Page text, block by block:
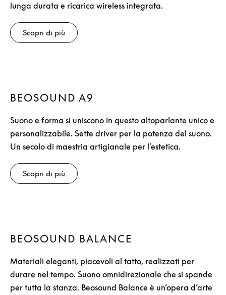
lunga durata e ricarica wireless integrata.
Scopri di più
BEOSOUND A9
Suono e forma si uniscono in questo altoparlante unico e
personalizzabile. Sette driver per la potenza del suono.
Un secolo di maestria artigianale per l’estetica.
Scopri di più
BEOSOUND BALANCE
Materiali eleganti, piacevoli al tatto, realizzati per
durare nel tempo. Suono omnidirezionale che si spande
per tutta la stanza. Beosound Balance è un’opera d’arte